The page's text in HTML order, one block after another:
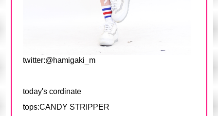
twitter:@hamigaki_m
today's cordinate
tops:CANDY STRIPPER